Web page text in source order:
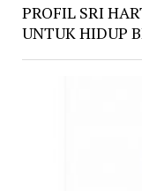
PROFIL SRI
UNTUK HIDUP